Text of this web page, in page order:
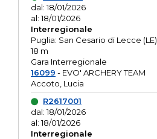
dal: 18/01/2026
al: 18/01/2026
Interregionale
Puglia: San Cesario di Lecce (LE)
18 m
Gara Interregionale
16099 - EVO' ARCHERY TEAM
Accoto, Lucia
R2617001
dal: 18/01/2026
al: 18/01/2026
Interregionale